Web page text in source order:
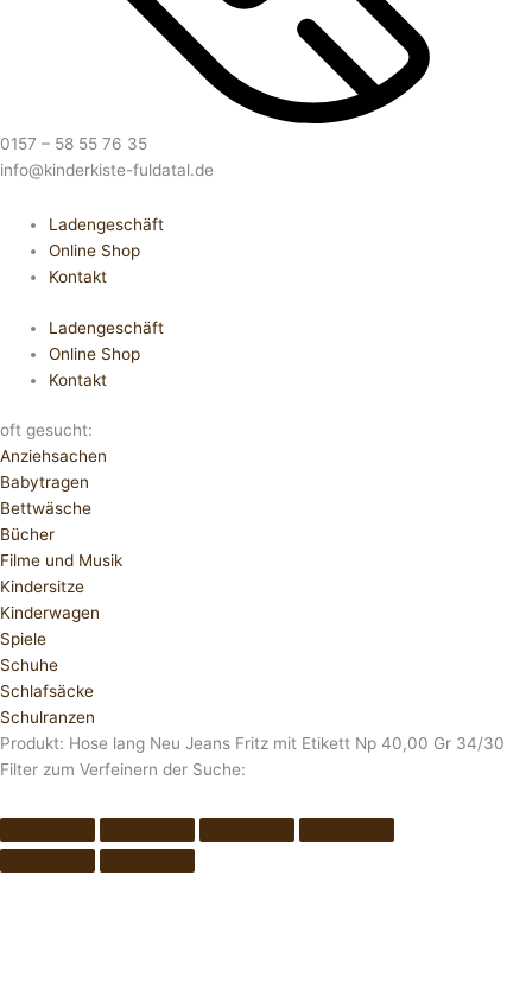
0157 – 58 55 76 35
info@kinderkiste-fuldatal.de
Ladengeschäft
Online Shop
Kontakt
Ladengeschäft
Online Shop
Kontakt
oft gesucht:
Anziehsachen
Babytragen
Bettwäsche
Bücher
Filme und Musik
Kindersitze
Kinderwagen
Spiele
Schuhe
Schlafsäcke
Schulranzen
Produkt: Hose lang Neu Jeans Fritz mit Etikett Np 40,00 Gr 34/30
Filter zum Verfeinern der Suche: